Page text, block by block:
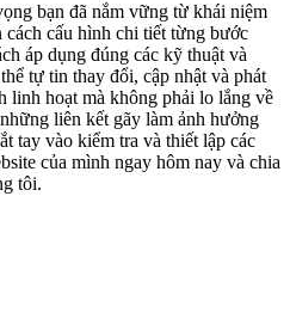
bạn đã nắm vững từ khái niệm
cách cấu hình chi tiết từng bước
áp dụng đúng các kỹ thuật và
tự tin thay đổi, cập nhật và phát
linh hoạt mà không phải lo lắng về
liên kết gãy làm ảnh hưởng
tay vào kiểm tra và thiết lập các
của mình ngay hôm nay và chia
tôi.